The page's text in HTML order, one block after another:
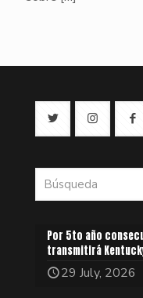
Por 5to año
transmitirá
29 July, 2026